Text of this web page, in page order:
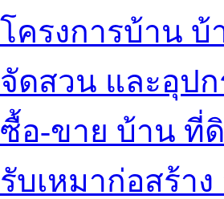
โครงการบ้าน บ้
จัดสวน และอุป
ซื้อ-ขาย บ้าน ที่
รับเหมาก่อสร้า